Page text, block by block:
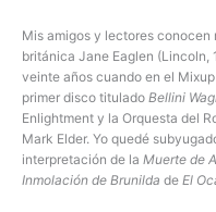
Mis amigos y lectores conocen
británica Jane Eaglen (Lincoln,
veinte años cuando en el
primer disco titulado Bellini
Enlightment y la Orquesta del
Mark Elder. Yo quedé
interpretación de la Muerte de
Inmolación de Brunilda de El